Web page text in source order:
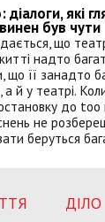
які
був чути
що
надто
що її занадто
й у театрі.
до too
не
беруться
ДІЛО